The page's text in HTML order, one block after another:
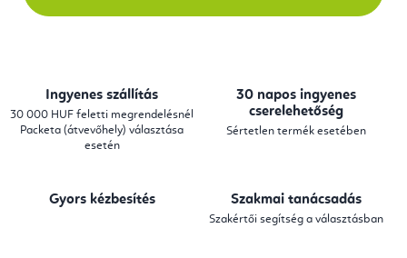
Ingyenes szállítás
30 000 HUF feletti megrendelésnél
Packeta (átvevőhely) választása
esetén
30 napos ingyenes
cserelehetőség
Sértetlen termék esetében
Gyors kézbesítés Szakmai tanácsadás
Szakértői segítség a választásban